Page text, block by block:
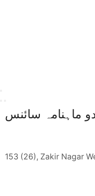
ماہنامہ سائنس
153 (26), Zakir Nagar